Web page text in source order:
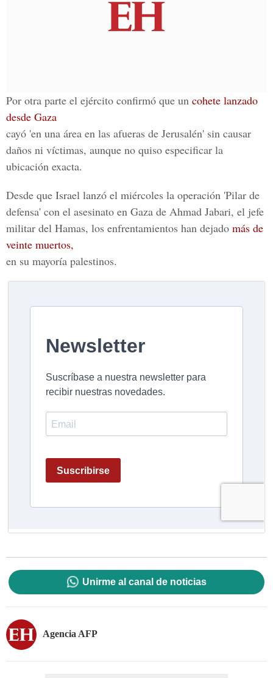
Por otra parte el ejército confirmó que un cohete lanzado
desde Gaza
cayó 'en una área en las afueras de Jerusalén' sin causar
daños ni víctimas, aunque no quiso especificar la
ubicación exacta.
Desde que Israel lanzó el miércoles la operación 'Pilar de
defensa' con el asesinato en Gaza de Ahmad Jabari, el jefe
militar del Hamas, los enfrentamientos han dejado más de
veinte muertos,
en su mayoría palestinos.
Unirme al canal de noticias
Agencia AFP